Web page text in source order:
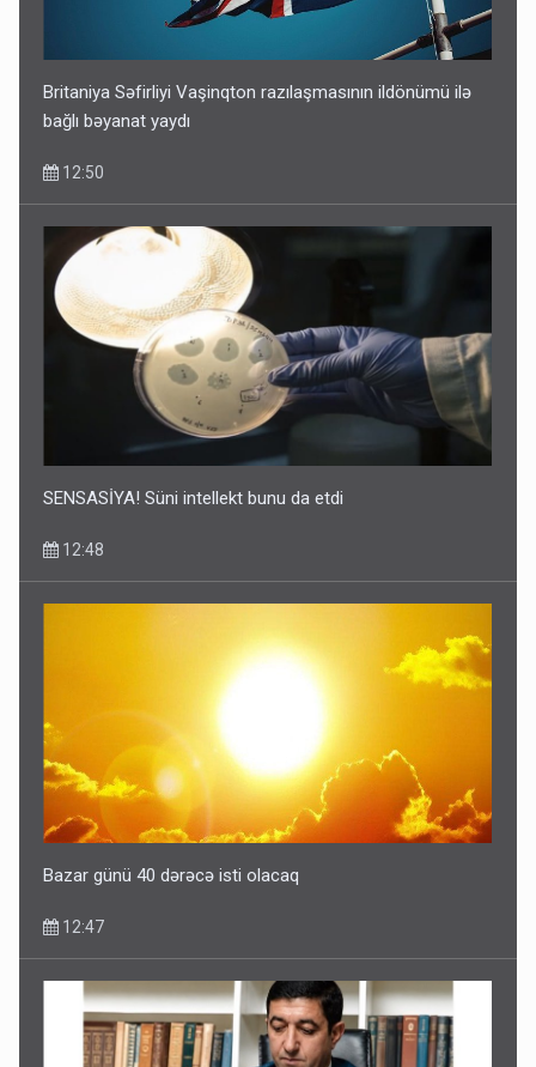
Britaniya Səfirliyi Vaşinqton razılaşmasının ildönümü ilə
bağlı bəyanat yaydı
12:50
SENSASİYA! Süni intellekt bunu da etdi
12:48
Bazar günü 40 dərəcə isti olacaq
12:47